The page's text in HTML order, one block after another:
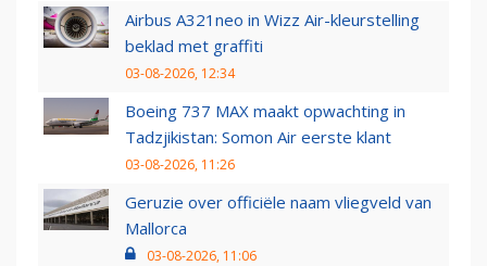
Airbus A321neo in Wizz Air-kleurstelling
beklad met graffiti
03-08-2026, 12:34
Boeing 737 MAX maakt opwachting in
Tadzjikistan: Somon Air eerste klant
03-08-2026, 11:26
Geruzie over officiële naam vliegveld van
Mallorca
03-08-2026, 11:06